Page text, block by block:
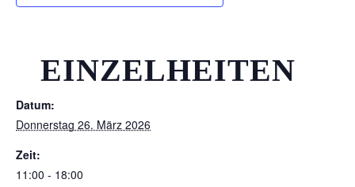
EINZELHEITEN
Datum:
Donnerstag 26. März 2026
Zeit:
11:00 - 18:00